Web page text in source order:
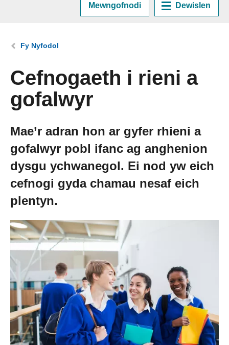
Mewngofnodi Dewislen
Cynllunio eich Gyrfa
Cyrsiau a Hyfforddiant
Cael Swydd
Prentisiaethau
Digwyddiadau
Newyddion
Amdanom ni
Gweithio i ni
Cysylltu â ni
Rydych chi yma:
Fy Nyfodol
Cefnogaeth i rieni a
gofalwyr
Mae’r adran hon ar gyfer rhieni a
gofalwyr pobl ifanc ag anghenion
dysgu ychwanegol. Ei nod yw eich
cefnogi gyda chamau nesaf eich
plentyn.